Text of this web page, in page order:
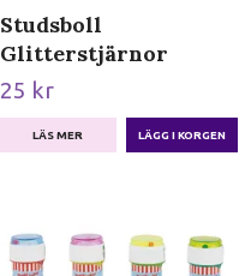
Studsboll
Glitterstjärnor
25 kr
LÄS MER